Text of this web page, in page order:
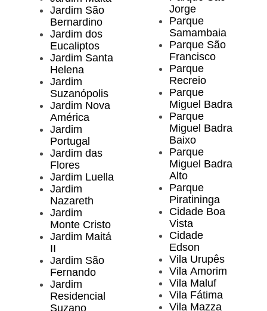
Jardim São
Bernardino
Jardim dos
Eucaliptos
Jardim Santa
Helena
Jardim
Suzanópolis
Jardim Nova
América
Jardim
Portugal
Jardim das
Flores
Jardim Luella
Jardim
Nazareth
Jardim
Monte Cristo
Jardim Maitá
II
Jardim São
Fernando
Jardim
Residencial
Suzano
Jorge
Parque
Samambaia
Parque São
Francisco
Parque
Recreio
Parque
Miguel Badra
Parque
Miguel Badra
Baixo
Parque
Miguel Badra
Alto
Parque
Piratininga
Cidade Boa
Vista
Cidade
Edson
Vila Urupês
Vila Amorim
Vila Maluf
Vila Fátima
Vila Mazza